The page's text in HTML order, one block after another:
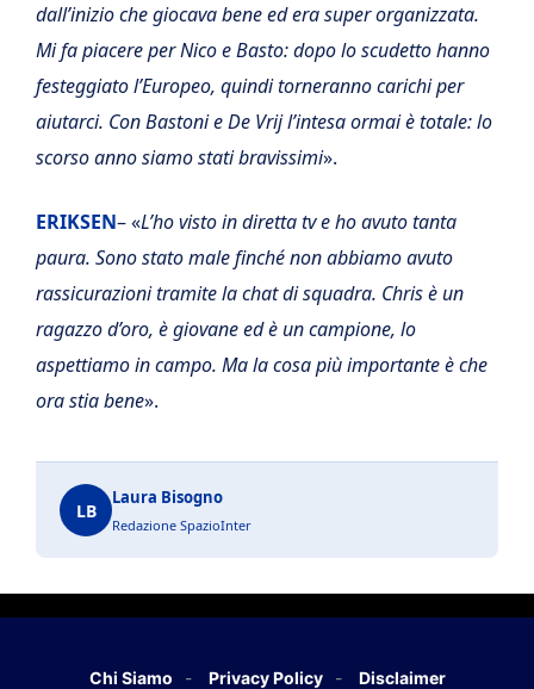
dall’inizio che giocava bene ed era super organizzata.
Mi fa piacere per Nico e Basto: dopo lo scudetto hanno
festeggiato l’Europeo, quindi torneranno carichi per
aiutarci. Con Bastoni e De Vrij l’intesa ormai è totale: lo
scorso anno siamo stati bravissimi».
ERIKSEN– «L’ho visto in diretta tv e ho avuto tanta
paura. Sono stato male finché non abbiamo avuto
rassicurazioni tramite la chat di squadra. Chris è un
ragazzo d’oro, è giovane ed è un campione, lo
aspettiamo in campo. Ma la cosa più importante è che
ora stia bene».
LB
Laura Bisogno
Redazione SpazioInter
Chi Siamo Privacy Policy Disclaimer